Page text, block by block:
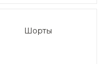
Шорты